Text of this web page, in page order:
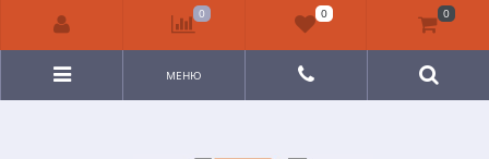
МЕНЮ
0 0 0